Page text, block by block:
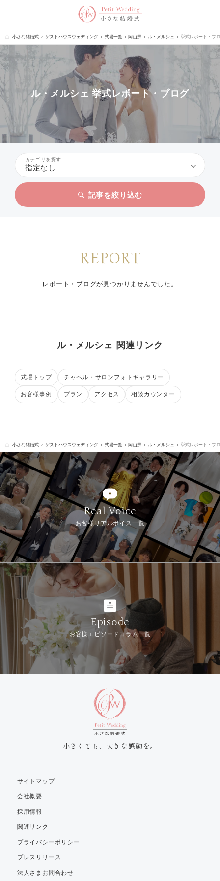
小さな結婚式 ゲストハウスウェディング 式場一覧 岡山県 ル・メルシェ 挙式レポート・ブ
ル・メルシェ 挙式レポート・ブログ
カテゴリを探す
指定なし
記事を絞り込む
REPORT
レポート・ブログが見つかりませんでした。
ル・メルシェ 関連リンク
式場トップ チャペル・サロンフォトギャラリー
お客様事例 プラン アクセス 相談カウンター
小さな結婚式 ゲストハウスウェディング 式場一覧 岡山県 ル・メルシェ 挙式レポート・ブ
Real Voice
お客様リアルボイス一覧
Episode
お客様エピソードコラム一覧
小さくても、大きな感動を。
サイトマップ
会社概要
採用情報
関連リンク
プライバシーポリシー
プレスリリース
法人さまお問合わせ